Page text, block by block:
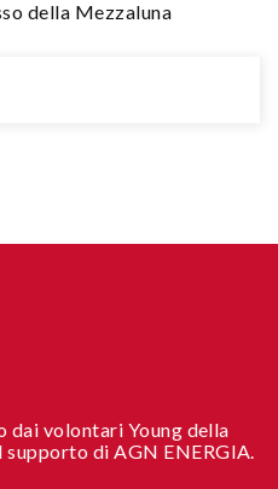
dai volontari Young della
di AGN ENERGIA.